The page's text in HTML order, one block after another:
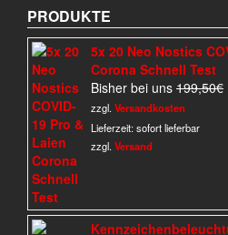
PRODUKTE
5x 20 Neo Nostics
Corona Schnell Test
Bisher bei uns 199,50€
zzgl. Versandkosten
Lieferzeit:sofort lieferbar
zzgl. Versand